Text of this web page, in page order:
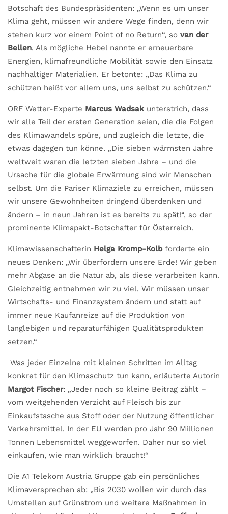
Botschaft des Bundespräsidenten: „Wenn es um unser
Klima geht, müssen wir andere Wege finden, denn wir
stehen kurz vor einem Point of no Return“, so van der
Bellen. Als mögliche Hebel nannte er erneuerbare
Energien, klimafreundliche Mobilität sowie den Einsatz
nachhaltiger Materialien. Er betonte: „Das Klima zu
schützen heißt vor allem uns, uns selbst zu schützen.“
ORF Wetter-Experte Marcus Wadsak unterstrich, dass
wir alle Teil der ersten Generation seien, die die Folgen
des Klimawandels spüre, und zugleich die letzte, die
etwas dagegen tun könne. „Die sieben wärmsten Jahre
weltweit waren die letzten sieben Jahre – und die
Ursache für die globale Erwärmung sind wir Menschen
selbst. Um die Pariser Klimaziele zu erreichen, müssen
wir unsere Gewohnheiten dringend überdenken und
ändern – in neun Jahren ist es bereits zu spät!“, so der
prominente Klimapakt-Botschafter für Österreich.
Klimawissenschafterin Helga Kromp-Kolbforderte ein
neues Denken: „Wir überfordern unsere Erde! Wir geben
mehr Abgase an die Natur ab, als diese verarbeiten kann.
Gleichzeitig entnehmen wir zu viel. Wir müssen unser
Wirtschafts- und Finanzsystem ändern und statt auf
immer neue Kaufanreize auf die Produktion von
langlebigen und reparaturfähigen Qualitätsprodukten
setzen.“
Was jeder Einzelne mit kleinen Schritten im Alltag
konkret für den Klimaschutz tun kann, erläuterte Autorin
Margot Fischer: „Jeder noch so kleine Beitrag zählt –
vom weitgehenden Verzicht auf Fleisch bis zur
Einkaufstasche aus Stoff oder der Nutzung öffentlicher
Verkehrsmittel. In der EU werden pro Jahr 90 Millionen
Tonnen Lebensmittel weggeworfen. Daher nur so viel
einkaufen, wie man wirklich braucht!“
Die A1 Telekom Austria Gruppe gab ein persönliches
Klimaversprechen ab: „Bis 2030 wollen wir durch das
Umstellen auf Grünstrom und weitere Maßnahmen in